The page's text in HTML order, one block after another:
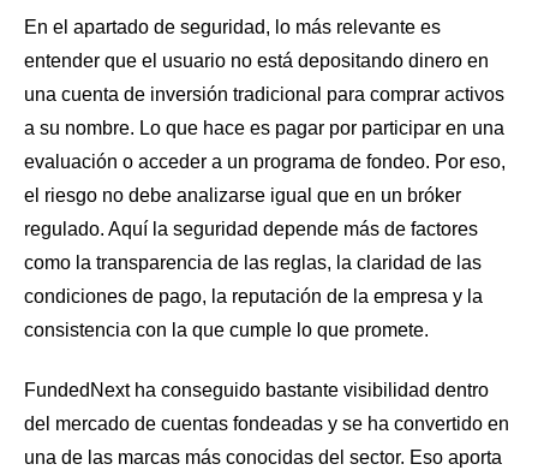
En el apartado de seguridad, lo más relevante es
entender que el usuario no está depositando dinero en
una cuenta de inversión tradicional para comprar activos
a su nombre. Lo que hace es pagar por participar en una
evaluación o acceder a un programa de fondeo. Por eso,
el riesgo no debe analizarse igual que en un bróker
regulado. Aquí la seguridad depende más de factores
como la transparencia de las reglas, la claridad de las
condiciones de pago, la reputación de la empresa y la
consistencia con la que cumple lo que promete.
FundedNext ha conseguido bastante visibilidad dentro
del mercado de cuentas fondeadas y se ha convertido en
una de las marcas más conocidas del sector. Eso aporta